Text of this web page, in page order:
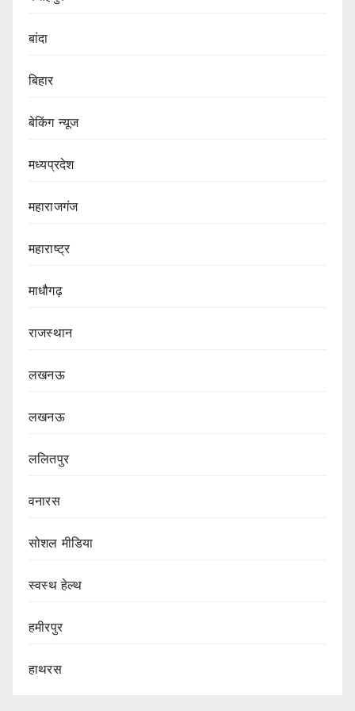
बांदा
बिहार
बेकिंग न्यूज
मध्यप्रदेश
महाराजगंज
महाराष्ट्र
माधौगढ़
राजस्थान
लखनऊ
लखनऊ
ललितपुर
वनारस
सोशल मीडिया
स्वस्थ हेल्थ
हमीरपुर
हाथरस